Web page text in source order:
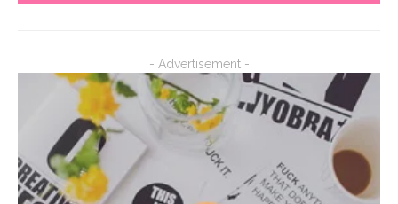
- Advertisement -